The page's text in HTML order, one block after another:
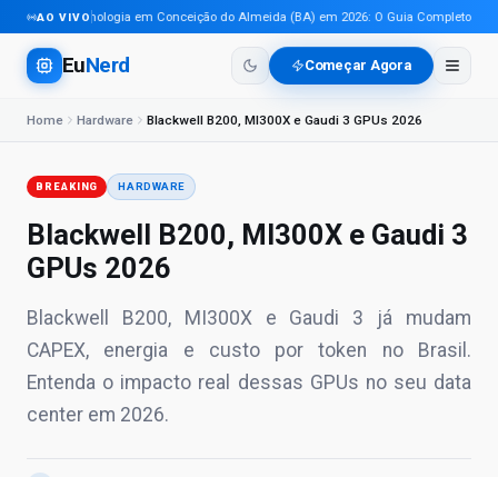
AO VIVOTecnologia em Conceição do Almeida (BA) em 2026: O Guia Completo
EuNerd Começar Agora
Home Hardware Blackwell B200, MI300X e Gaudi 3 GPUs 2026
BREAKING HARDWARE
Blackwell B200, MI300X e Gaudi 3
GPUs 2026
Blackwell B200, MI300X e Gaudi 3 já mudam
CAPEX, energia e custo por token no Brasil.
Entenda o impacto real dessas GPUs no seu data
center em 2026.